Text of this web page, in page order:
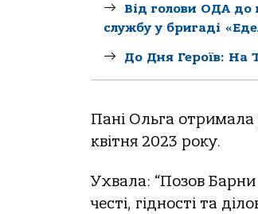
Від голови ОДА до
службу у бригаді
До Дня Героїв: На
Пані Ольга отримала
квітня 2023 року.
Ухвала: “Позов
честі, гідності та